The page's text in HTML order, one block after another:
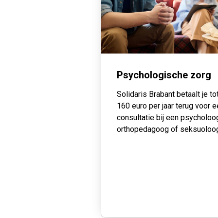
Psychologische zorg
Solidaris Brabant betaalt je
160 euro per jaar terug voor
consultatie bij een
orthopedagoog of